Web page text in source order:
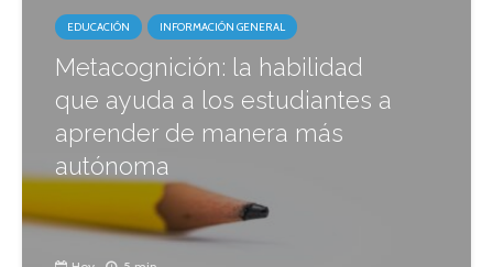
EDUCACIÓN INFORMACIÓN GENERAL
Metacognición: la habilidad
que ayuda a los estudiantes a
aprender de manera más
autónoma